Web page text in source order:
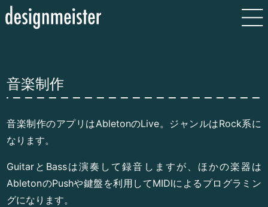
音楽制作
音楽制作のアプリはAbletonのLive。ジャンルはRock系に
なります。
GuitarとBassは演奏して録音しますが、ほかの楽器は
AbletonのPushや鍵盤を利用してMIDIによるプログラミン
グになります。